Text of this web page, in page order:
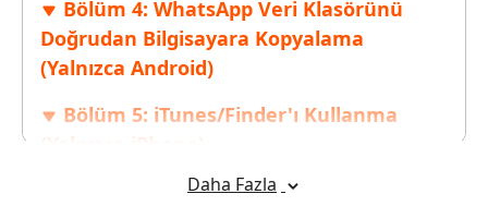
Bölüm 4: WhatsApp Veri Klasörünü
Doğrudan Bilgisayara Kopyalama
(Yalnızca Android)
Bölüm 5: iTunes/Finder'ı Kullanma
(Yalnızca iPhone)
Bölüm 6: WhatsApp Bilgisayara
Daha Fazla